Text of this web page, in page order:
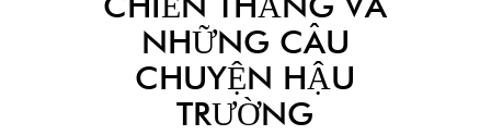
NHỮNG CÂU
CHUYỆN HẬU
TRƯỜNG